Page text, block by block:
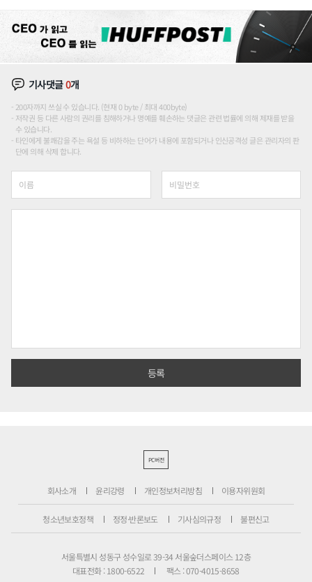
기사댓글0개
200자까지 쓰실 수 있습니다. (현재 0 byte / 최대 400byte)
저작권 등 다른 사람의 권리를 침해하거나 명예를 훼손하는 댓글은 관련 법률에 의해 제재를 받을
수 있습니다.
타인에게 불쾌감을 주는 욕설 등 비하하는 단어가 내용에 포함되거나 인신공격성 글은 관리자의 판
단에 의해 삭제 합니다.
PC버전
회사소개 윤리강령 개인정보처리방침 이용자위원회
청소년보호정책 정정·반론보도 기사심의규정 불편신고
서울특별시 성동구 성수일로 39-34 서울숲더스페이스 12층
대표전화 : 1800-6522
팩스 : 070-4015-8658